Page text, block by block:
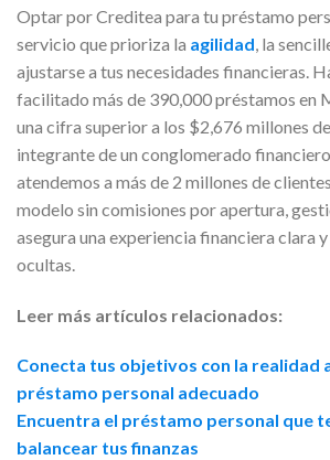
Optar por Creditea para tu préstamo
servicio que prioriza la agilidad , la
ajustarse a tus necesidades financieras.
facilitado más de 390,000 préstamos en
una cifra superior a los $2,676 millones
integrante de un conglomerado
atendemos a más de 2 millones de
modelo sin comisiones por apertura,
asegura una experiencia financiera clara
ocultas.
Leer más artículos relacionados:
Conecta tus objetivos con la realidad
préstamo personal adecuado
Encuentra el préstamo personal que
balancear tus finanzas